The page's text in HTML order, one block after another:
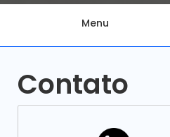
Menu
Contato